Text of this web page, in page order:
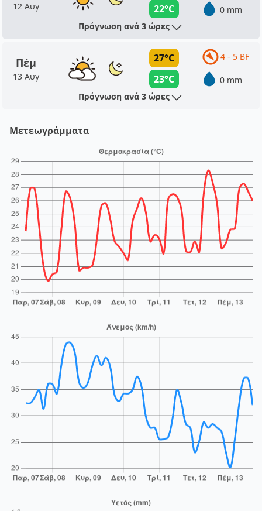
12 Αυγ
22°C
0 mm
Πρόγνωση ανά 3 ώρες
Πέμ
13 Αυγ
27°C
23°C
4 - 5 BF
0 mm
Πρόγνωση ανά 3 ώρες
Μετεωγράμματα